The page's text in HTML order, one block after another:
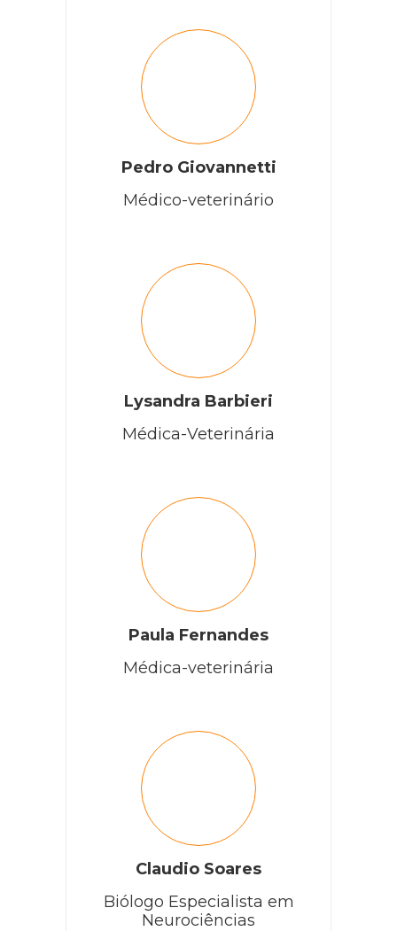
Pedro Giovannetti
Médico-veterinário
Lysandra Barbieri
Médica-Veterinária
Paula Fernandes
Médica-veterinária
Claudio Soares
Biólogo Especialista em
Neurociências